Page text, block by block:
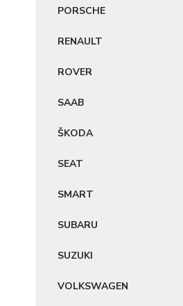
PORSCHE
RENAULT
ROVER
SAAB
ŠKODA
SEAT
SMART
SUBARU
SUZUKI
VOLKSWAGEN